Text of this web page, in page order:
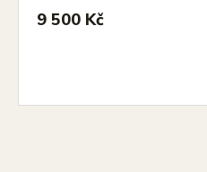
9 500 Kč